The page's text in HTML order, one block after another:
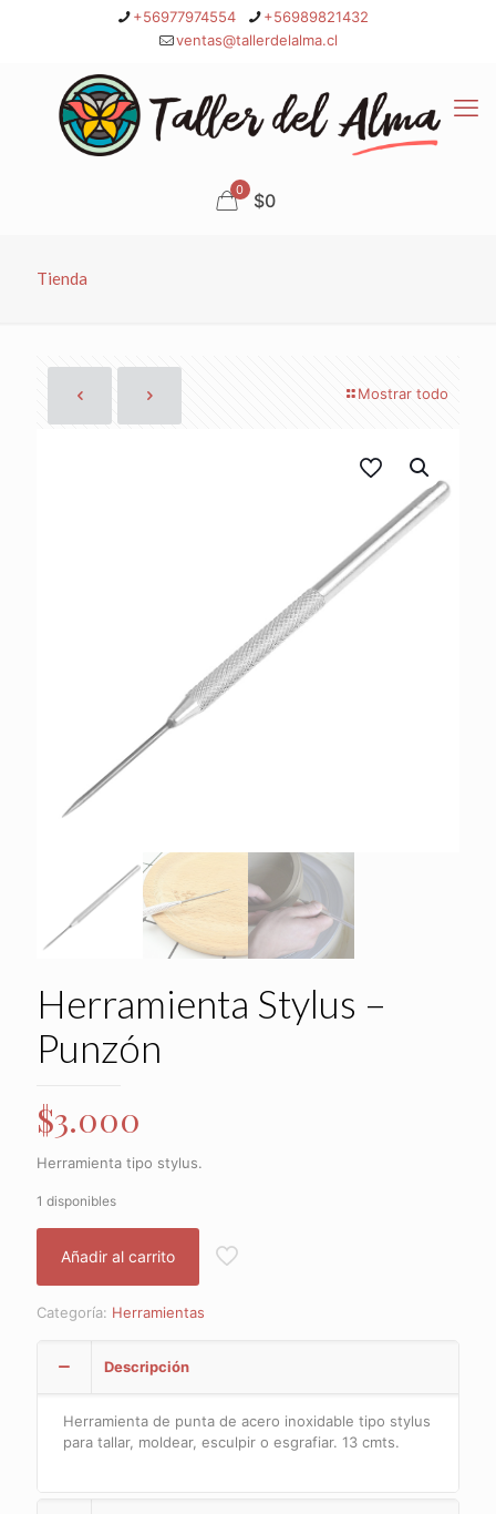
+56977974554
+56989821432
ventas@tallerdelalma.cl
0 $0
Tienda
Mostrar todo
Herramienta Stylus –
Punzón
$3.000
Herramienta tipo stylus.
1 disponibles
Añadir al carrito
Categoría: Herramientas
Descripción
Herramienta de punta de acero inoxidable tipo stylus
para tallar, moldear, esculpir o esgrafiar. 13 cmts.